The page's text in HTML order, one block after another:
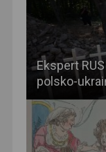
Ekspert
polsko-